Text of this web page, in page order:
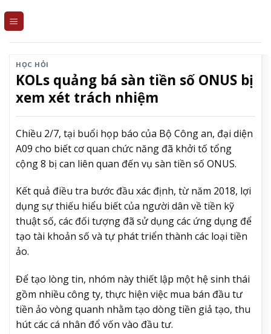
HỌC HỎI
KOLs quảng bá sàn tiền số ONUS bị
xem xét trách nhiệm
Chiều 2/7, tại buổi họp báo của Bộ Công an, đại diện
A09 cho biết cơ quan chức năng đã khởi tố tổng
cộng 8 bị can liên quan đến vụ sàn tiền số ONUS.
Kết quả điều tra bước đầu xác định, từ năm 2018, lợi
dụng sự thiếu hiểu biết của người dân về tiền kỹ
thuật số, các đối tượng đã sử dụng các ứng dụng để
tạo tài khoản số và tự phát triển thành các loại tiền
ảo.
Để tạo lòng tin, nhóm này thiết lập một hệ sinh thái
gồm nhiều công ty, thực hiện việc mua bán đầu tư
tiền ảo vòng quanh nhằm tạo dòng tiền giả tạo, thu
hút các cá nhân đổ vốn vào đầu tư.